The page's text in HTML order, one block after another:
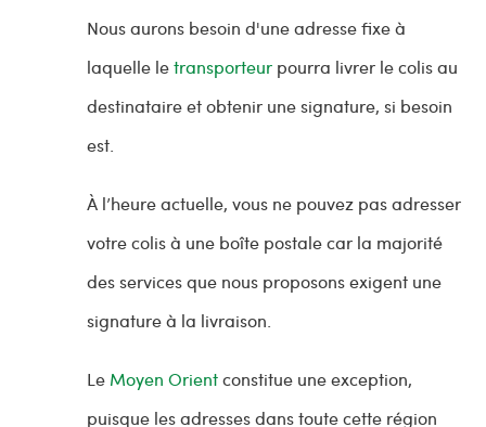
Nous aurons besoin d'une adresse fixe à
laquelle letransporteur pourra livrer le colis au
destinataire et obtenir une signature, si besoin
est.
À l’heure actuelle, vous ne pouvez pas adresser
votre colis à une boîte postale car la majorité
des services que nous proposons exigent une
signature à la livraison.
Le Moyen Orientconstitue une exception,
puisque les adresses dans toute cette région